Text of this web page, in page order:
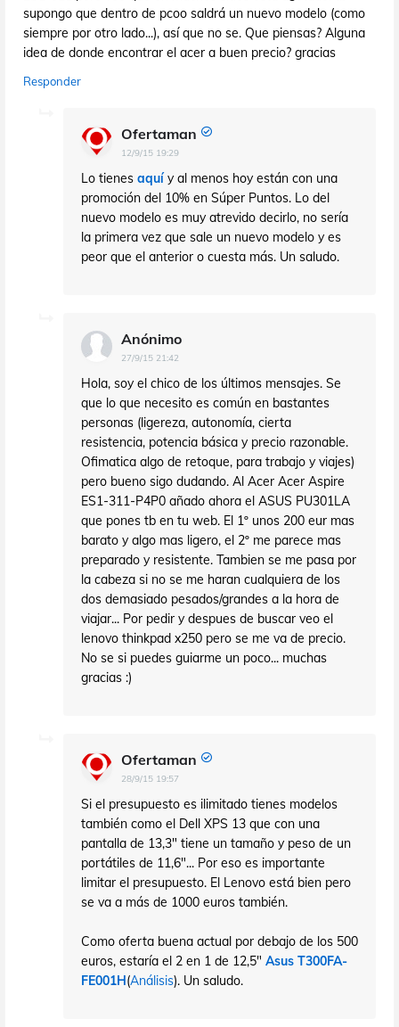
supongo que dentro de pcoo saldrá un nuevo modelo (como
siempre por otro lado...), así que no se. Que piensas? Alguna
idea de donde encontrar el acer a buen precio? gracias
Responder
Ofertaman
12/9/15 19:29
Lo tienes aquíy al menos hoy están con una
promoción del 10% en Súper Puntos. Lo del
nuevo modelo es muy atrevido decirlo, no sería
la primera vez que sale un nuevo modelo y es
peor que el anterior o cuesta más. Un saludo.
Anónimo
27/9/15 21:42
Hola, soy el chico de los últimos mensajes. Se
que lo que necesito es común en bastantes
personas (ligereza, autonomía, cierta
resistencia, potencia básica y precio razonable.
Ofimatica algo de retoque, para trabajo y viajes)
pero bueno sigo dudando. Al Acer Acer Aspire
ES1-311-P4P0 añado ahora el ASUS PU301LA
que pones tb en tu web. El 1º unos 200 eur mas
barato y algo mas ligero, el 2º me parece mas
preparado y resistente. Tambien se me pasa por
la cabeza si no se me haran cualquiera de los
dos demasiado pesados/grandes a la hora de
viajar... Por pedir y despues de buscar veo el
lenovo thinkpad x250 pero se me va de precio.
No se si puedes guiarme un poco... muchas
gracias :)
Ofertaman
28/9/15 19:57
Si el presupuesto es ilimitado tienes modelos
también como el Dell XPS 13 que con una
pantalla de 13,3" tiene un tamaño y peso de un
portátiles de 11,6"... Por eso es importante
limitar el presupuesto. El Lenovo está bien pero
se va a más de 1000 euros también.
Como oferta buena actual por debajo de los 500
euros, estaría el 2 en 1 de 12,5" Asus T300FA-
FE001H(Análisis). Un saludo.